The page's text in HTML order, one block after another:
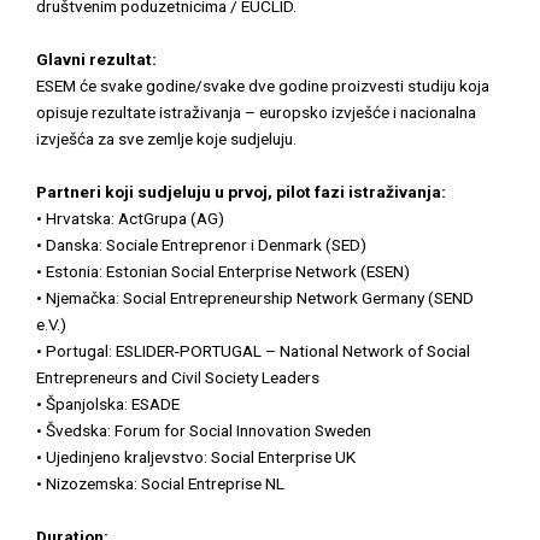
društvenim poduzetnicima / EUCLID.
Glavni rezultat:
ESEM će svake godine/svake dve godine proizvesti studiju koja
opisuje rezultate istraživanja – europsko izvješće i nacionalna
izvješća za sve zemlje koje sudjeluju.
Partneri koji sudjeluju u prvoj, pilot fazi istraživanja:
• Hrvatska: ActGrupa (AG)
• Danska: Sociale Entreprenor i Denmark (SED)
• Estonia: Estonian Social Enterprise Network (ESEN)
• Njemačka: Social Entrepreneurship Network Germany (SEND
e.V.)
• Portugal: ESLIDER-PORTUGAL – National Network of Social
Entrepreneurs and Civil Society Leaders
• Španjolska: ESADE
• Švedska: Forum for Social Innovation Sweden
• Ujedinjeno kraljevstvo: Social Enterprise UK
• Nizozemska: Social Entreprise NL